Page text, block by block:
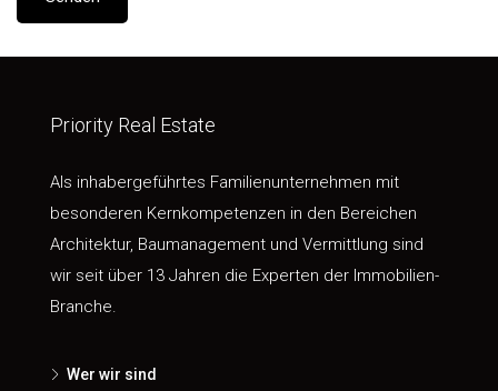
Priority Real Estate
Als inhabergeführtes Familienunternehmen mit
besonderen Kernkompetenzen in den Bereichen
Architektur, Baumanagement und Vermittlung sind
wir seit über 13 Jahren die Experten der Immobilien-
Branche.
Wer wir sind